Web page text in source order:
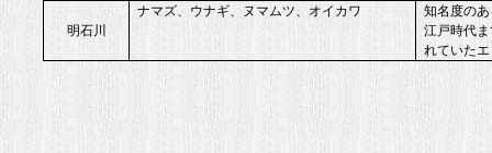
明石川
ナマズ、ウナギ、ヌマムツ、オイカワ
知名度の
江戸時代
れていた